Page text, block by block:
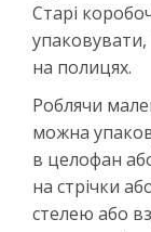
Старі
на полицях.
Роблячи
можна
в целофан
на стрічки
стелею або